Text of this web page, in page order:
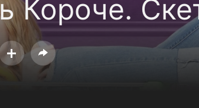
Короче.